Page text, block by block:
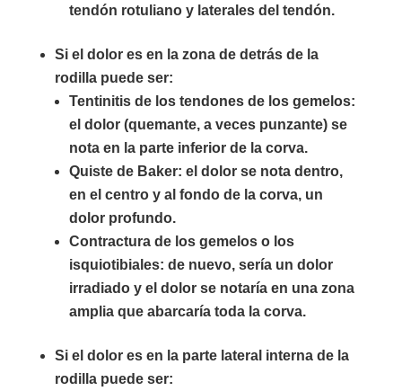
tendón rotuliano y laterales del tendón.
Si el dolor es en la zona de detrás de la
rodilla puede ser:
Tentinitis de los tendones de los gemelos:
el dolor (quemante, a veces punzante) se
nota en la parte inferior de la corva.
Quiste de Baker: el dolor se nota dentro,
en el centro y al fondo de la corva, un
dolor profundo.
Contractura de los gemelos o los
isquiotibiales: de nuevo, sería un dolor
irradiado y el dolor se notaría en una zona
amplia que abarcaría toda la corva.
Si el dolor es en la parte lateral interna de la
rodilla puede ser: